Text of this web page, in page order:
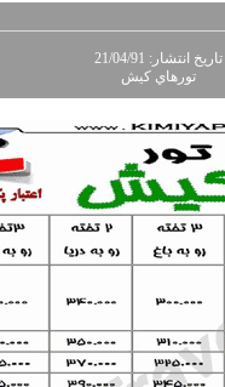
تاريخ انتشار: 21/04/91
تورهاي کيش